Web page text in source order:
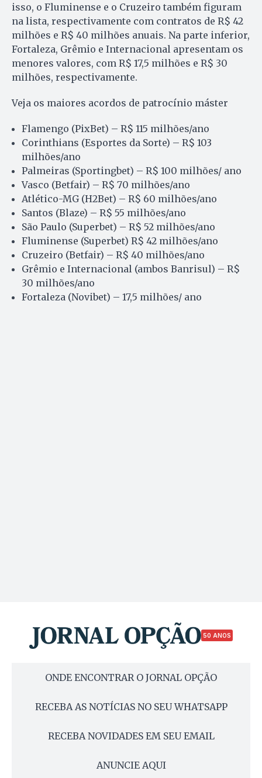
isso, o Fluminense e o Cruzeiro também figuram
na lista, respectivamente com contratos de R$ 42
milhões e R$ 40 milhões anuais. Na parte inferior,
Fortaleza, Grêmio e Internacional apresentam os
menores valores, com R$ 17,5 milhões e R$ 30
milhões, respectivamente.
Veja os maiores acordos de patrocínio máster
Flamengo (PixBet) – R$ 115 milhões/ano
Corinthians (Esportes da Sorte) – R$ 103
milhões/ano
Palmeiras (Sportingbet) – R$ 100 milhões/ ano
Vasco (Betfair) – R$ 70 milhões/ano
Atlético-MG (H2Bet) – R$ 60 milhões/ano
Santos (Blaze) – R$ 55 milhões/ano
São Paulo (Superbet) – R$ 52 milhões/ano
Fluminense (Superbet) R$ 42 milhões/ano
Cruzeiro (Betfair) – R$ 40 milhões/ano
Grêmio e Internacional (ambos Banrisul) – R$
30 milhões/ano
Fortaleza (Novibet) – 17,5 milhões/ ano
50 ANOS
ONDE ENCONTRAR O JORNAL OPÇÃO
RECEBA AS NOTÍCIAS NO SEU WHATSAPP
RECEBA NOVIDADES EM SEU EMAIL
ANUNCIE AQUI